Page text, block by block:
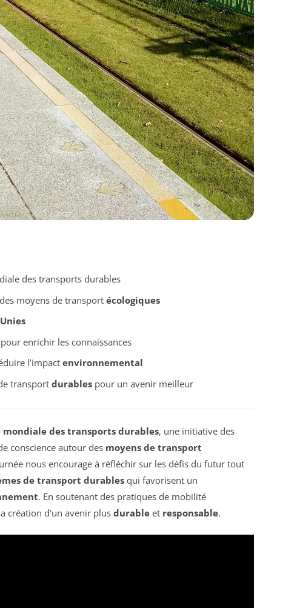
des transports durables
moyens de transport écologiques
enrichir les connaissances
l’impact environnemental
transport durablespour un avenir meilleur
mondiale des transports durables, une initiative des
conscience autour des moyens de transport
nous encourage à réfléchir sur les défis du futur tout
de transport durables qui favorisent un
. En soutenant des pratiques de mobilité
création d’un avenir plus durable et responsable.